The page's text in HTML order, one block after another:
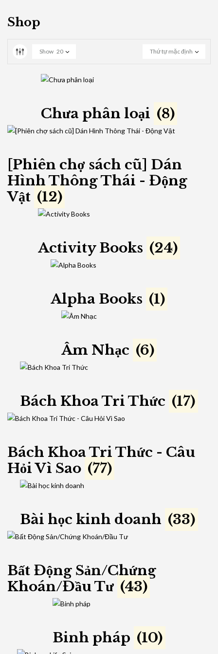
₫
Shop
Thứ tự mặc định
Show 20
Chưa phân loại (8)
[Phiên chợ sách cũ] Dán
Hình Thông Thái - Động
Vật (12)
Activity Books (24)
Alpha Books (1)
Âm Nhạc (6)
Bách Khoa Tri Thức (17)
Bách Khoa Tri Thức - Câu
Hỏi Vì Sao (77)
Bài học kinh doanh (33)
Bất Động Sản/Chứng
Khoán/Đầu Tư (43)
Binh pháp (10)